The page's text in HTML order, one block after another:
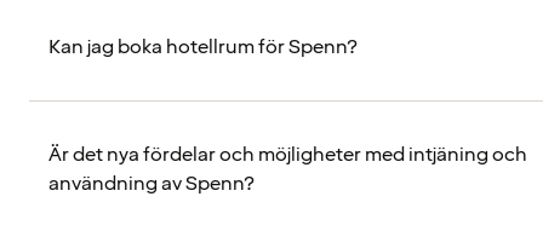
Kan jag boka hotellrum för Spenn?
Är det nya fördelar och möjligheter med intjäning och
användning av Spenn?